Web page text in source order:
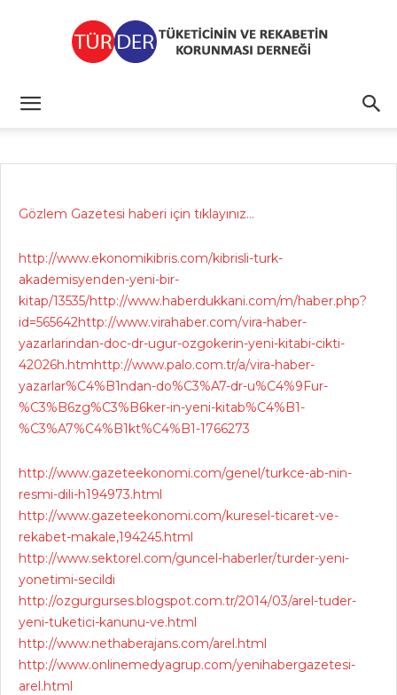
Gözlem Gazetesi haberi için tıklayınız…
http://www.ekonomikibris.com/kibrisli-turk-
akademisyenden-yeni-bir-
kitap/13535/http://www.haberdukkani.com/m/haber.php?
id=565642http://www.virahaber.com/vira-haber-
yazarlarindan-doc-dr-ugur-ozgokerin-yeni-kitabi-cikti-
42026h.htmhttp://www.palo.com.tr/a/vira-haber-
yazarlar%C4%B1ndan-do%C3%A7-dr-u%C4%9Fur-
%C3%B6zg%C3%B6ker-in-yeni-kitab%C4%B1-
%C3%A7%C4%B1kt%C4%B1-1766273
http://www.gazeteekonomi.com/genel/turkce-ab-nin-
resmi-dili-h194973.html
http://www.gazeteekonomi.com/kuresel-ticaret-ve-
rekabet-makale,194245.html
http://www.sektorel.com/guncel-haberler/turder-yeni-
yonetimi-secildi
http://ozgurgurses.blogspot.com.tr/2014/03/arel-tuder-
yeni-tuketici-kanunu-ve.html
http://www.nethaberajans.com/arel.html
http://www.onlinemedyagrup.com/yenihabergazetesi-
arel.html